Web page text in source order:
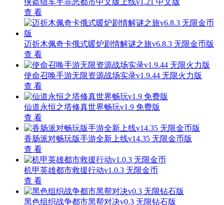
查 看
迈折木佩奇卡俄式暖炉剧情解谜之旅v6.8.3 无限金币版
查 看
使命召唤手游无限资源战场实录v1.9.44 无限火力版
查 看
仙道永恒之塔修真世界畅玩v1.9 免费版
查 看
香肠派对畅玩版手游全新上线v14.35 无限金币版
查 看
机甲英雄都市救援行动v1.0.3 无限金币
查 看
黑色组织战争都市黑帮对决v0.3 无限钻石版